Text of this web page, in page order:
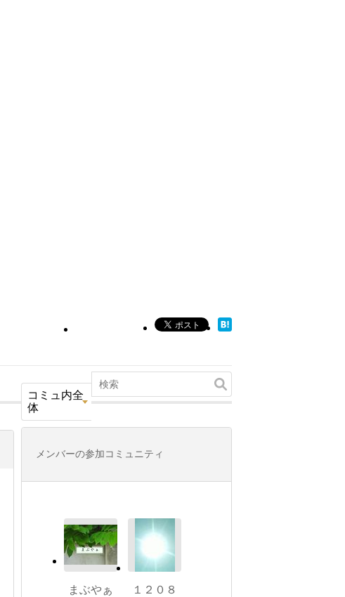
コミュ内全
体
メンバーの参加コミュニティ
まぶやぁ
１２０８